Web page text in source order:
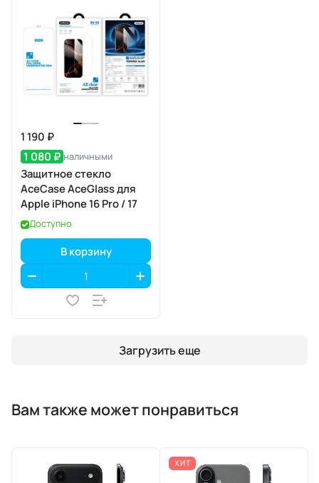
1 190 ₽
1 080 ₽ наличными
Защитное стекло
AceCase AceGlass для
Apple iPhone 16 Pro / 17
Доступно
В корзину
Загрузить еще
Вам также может понравиться
ХИТ